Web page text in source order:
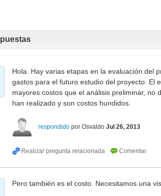
Hola. Hay varias etapas en la evaluación del
gastos para el futuro estudio del proyecto. El
mayores costos que el análisis preliminar, no
han realizado y son costos hundidos.
respondido por Osvaldo Jul 26, 2013
Pero también es el costo. Necesitamos una